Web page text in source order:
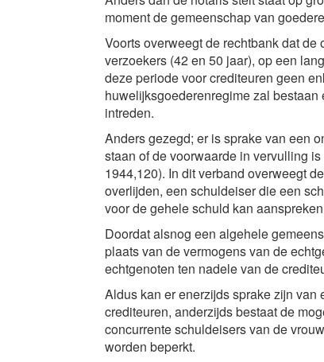
moment de gemeenschap van
Voorts overweegt de rechtbank dat
verzoekers (42 en 50 jaar), op een
deze periode voor crediteuren geen
huwelijksgoederenregime zal
intreden.
Anders gezegd; er is sprake van een
staan of de voorwaarde in vervulling
1944,120). In dit verband overweegt
overlijden, een schuldeiser die een
voor de gehele schuld kan
Doordat alsnog een algehele
plaats van de vermogens van de
echtgenoten ten nadele van de
Aldus kan er enerzijds sprake zijn
crediteuren, anderzijds bestaat de
concurrente schuldeisers van de
worden beperkt.